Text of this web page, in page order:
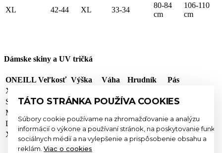
XL
42-44 XL 33-34
80-84
cm
106-110
cm
Dámske skiny a UV tričká
ONEILL Veľkosť Výška Váha Hrudník
Pás
XS
S
165-170 54-61 kg 83-88 cm 69-74 cm
M
L
170-175 64-78 kg 90-95 cm 77-81 cm
XL
173-178 68-77 kg 94-99 cm 79-85 cm
TÁTO STRÁNKA POUŽÍVA COOKIES
Súbory cookie používame na zhromažďovanie a analýzu
informácií o výkone a používaní stránok, na poskytovanie funkcií
sociálnych médií a na vylepšenie a prispôsobenie obsahu a
reklám. Viac o cookies